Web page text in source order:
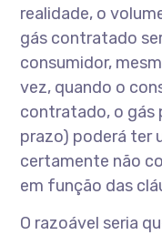
realidade, o
gás contratado
consumidor,
vez, quando o
contratado, o gás
prazo) poderá ter
certamente não
em função das
O razoável seria